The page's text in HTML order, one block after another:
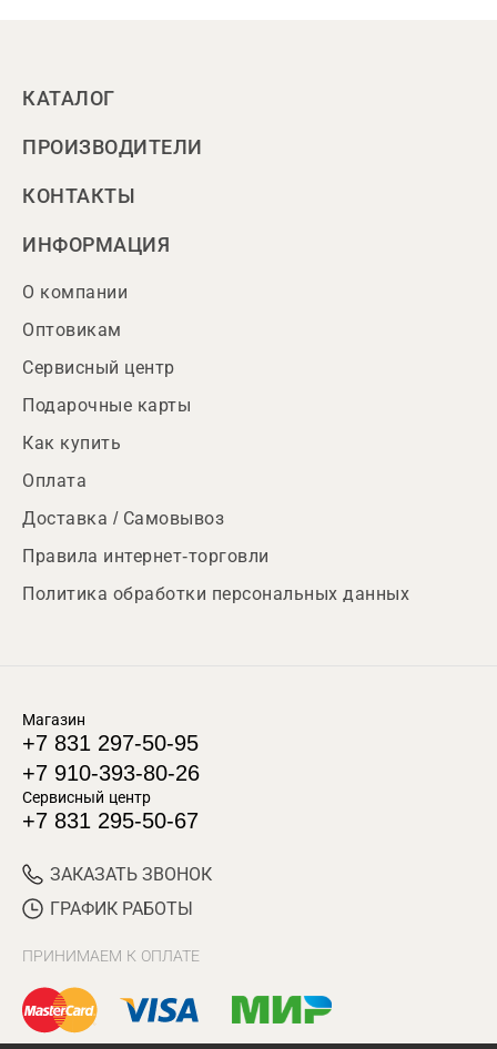
КАТАЛОГ
ПРОИЗВОДИТЕЛИ
КОНТАКТЫ
ИНФОРМАЦИЯ
О компании
Оптовикам
Сервисный центр
Подарочные карты
Как купить
Оплата
Доставка / Самовывоз
Правила интернет-торговли
Политика обработки персональных данных
Магазин
+7 831 297-50-95
+7 910-393-80-26
Сервисный центр
+7 831 295-50-67
ЗАКАЗАТЬ ЗВОНОК
ГРАФИК РАБОТЫ
ПРИНИМАЕМ К ОПЛАТЕ